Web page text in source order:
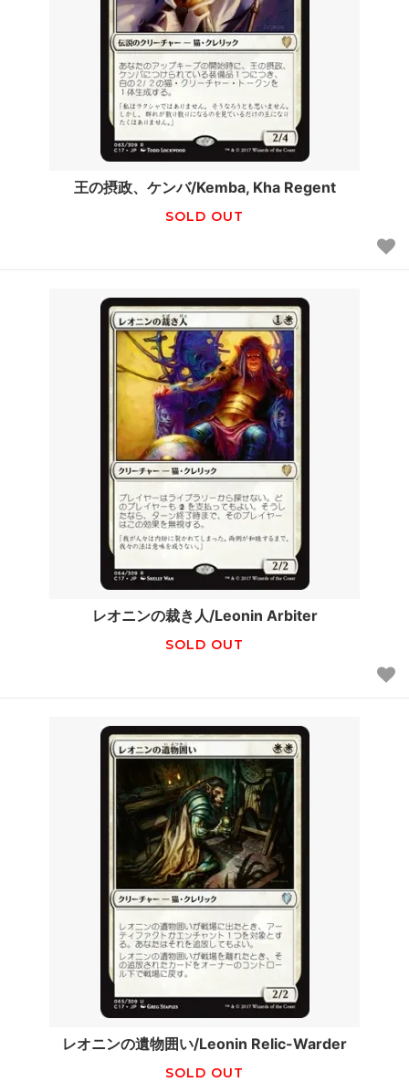
王の摂政、ケンバ/Kemba, Kha Regent
SOLD OUT
レオニンの裁き人/Leonin Arbiter
SOLD OUT
レオニンの遺物囲い/Leonin Relic-Warder
SOLD OUT